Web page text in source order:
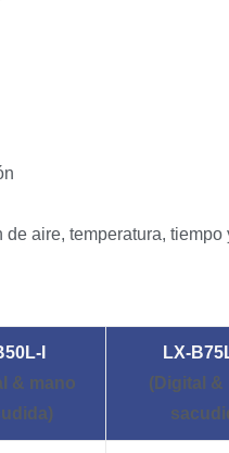
aire, temperatura,
-I
& mano
LX-
(Digital &